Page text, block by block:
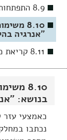
8.10
בנושא:
כאמצעי עזר
נכתבו
8.9 התפתחות מושגים על אנרגיה אצל תלמידים
8.10
"אנרגיה
8.11 קריאת מאמרים מדעיים